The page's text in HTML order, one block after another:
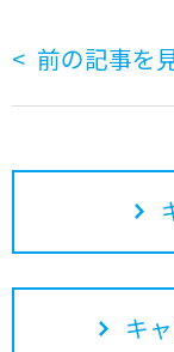
前の記事を
キ